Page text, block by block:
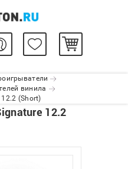
винила
(Short)
12.2